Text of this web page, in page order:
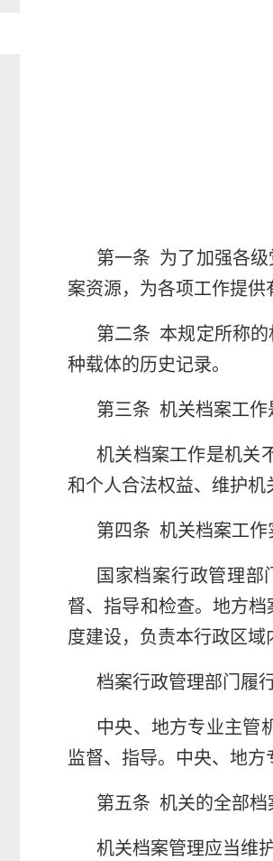
第一条 为了加强各
案资源，为各项工作提
第二条 本规定所称
种载体的历史记录。
第三条 机关档案工作
机关档案工作是机关
和个人合法权益、维护机
第四条 机关档案工作
国家档案行政管理
督、指导和检查。地方
度建设，负责本行政区域
档案行政管理部门履
中央、地方专业主管
监督、指导。中央、地方
第五条 机关的全部档
机关档案管理应当维